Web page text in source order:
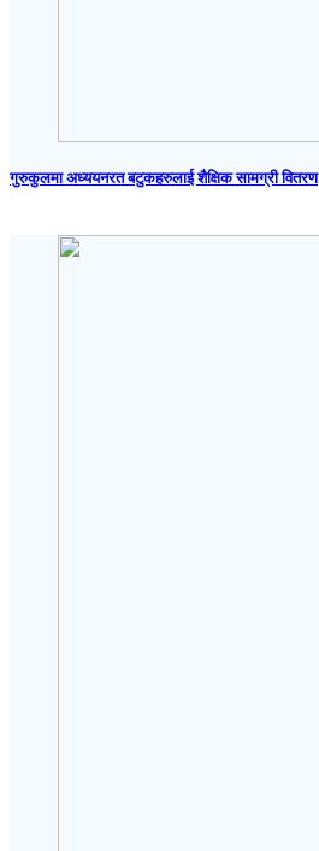
गुरुकुलमा अध्ययनरत बटुकहरुलाई शैक्षिक सामग्री वितरण